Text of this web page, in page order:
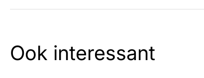
Ook interessant